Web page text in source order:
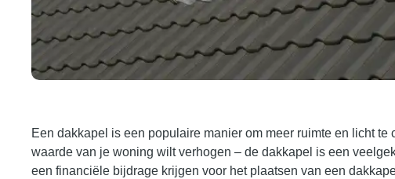
Een dakkapel is een populaire manier om meer ruimte en licht
waarde van je woning wilt verhogen – de dakkapel is een
een financiële bijdrage krijgen voor het plaatsen van een